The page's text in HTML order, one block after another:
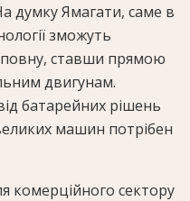
думку Ямагати, саме в
зможуть
повну, ставши прямою
двигунам.
батарейних рішень
машин потрібен
комерційного сектору